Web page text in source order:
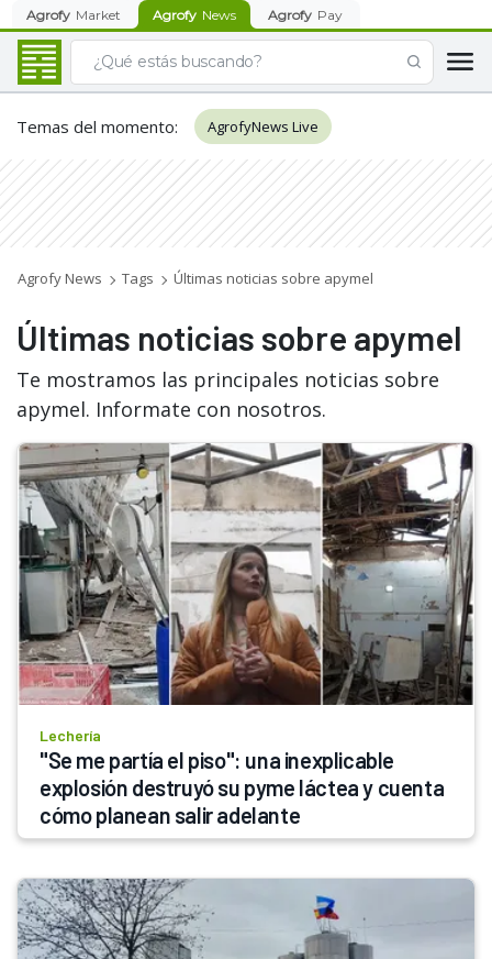
Agrofy Market Agrofy News Agrofy Pay
Temas del momento: AgrofyNews Live
Agrofy News Tags Últimas noticias sobre apymel
Últimas noticias sobre apymel
Te mostramos las principales noticias sobre
apymel. Informate con nosotros.
Lechería
"Se me partía el piso": una inexplicable
explosión destruyó su pyme láctea y cuenta
cómo planean salir adelante